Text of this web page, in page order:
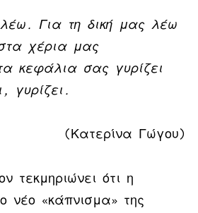
Για τη δική μας λέω
στα χέρια μας
κεφάλια σας γυρίζει
γυρίζει.
(Κατερίνα Γώγου)
τεκμηριώνει ότι η
νέο «κάπνισμα» της